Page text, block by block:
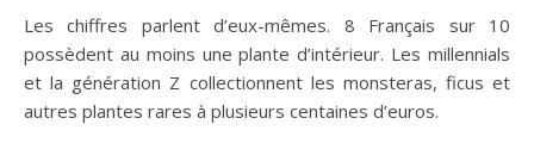
Les chiffres parlent d’eux-mêmes. 8 Français sur 10
possèdent au moins une plante d’intérieur. Les millennials
et la génération Z collectionnent les monsteras, ficus et
autres plantes rares à plusieurs centaines d’euros.